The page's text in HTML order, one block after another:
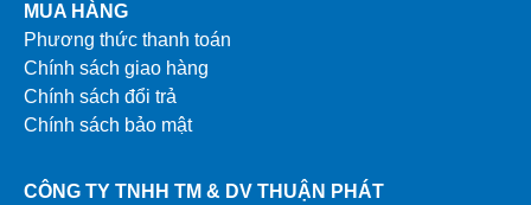
MUA HÀNG
Phương thức thanh toán
Chính sách giao hàng
Chính sách đổi trả
Chính sách bảo mật
CÔNG TY TNHH TM & DV THUẬN PHÁT